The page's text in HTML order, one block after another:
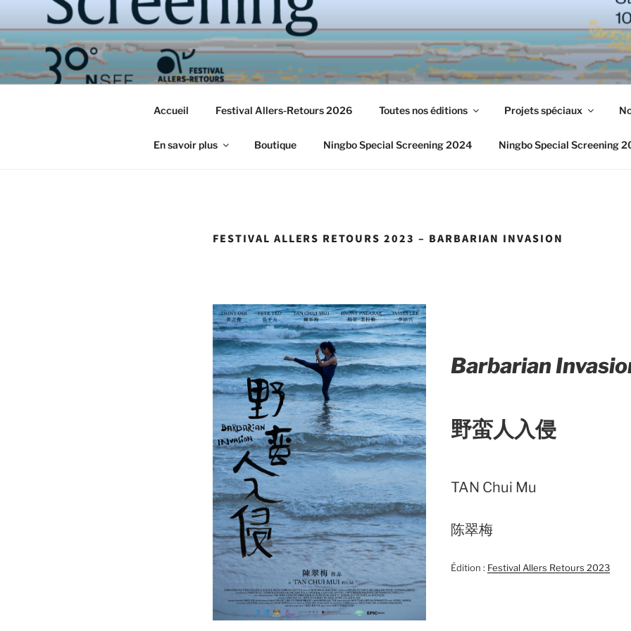
contenu
principal
Accueil Festival Allers-Retours 2026 Toutes nos éditions Projets spéciaux
En savoir plus Boutique Ningbo Special Screening 2024 Ningbo Special Screening
FESTIVAL ALLERS RETOURS 2023 – BARBARIAN INVASION
Barbarian
野蛮人入侵
TAN Chui Mu
陈翠梅
Édition : Festival Allers Retours 2023